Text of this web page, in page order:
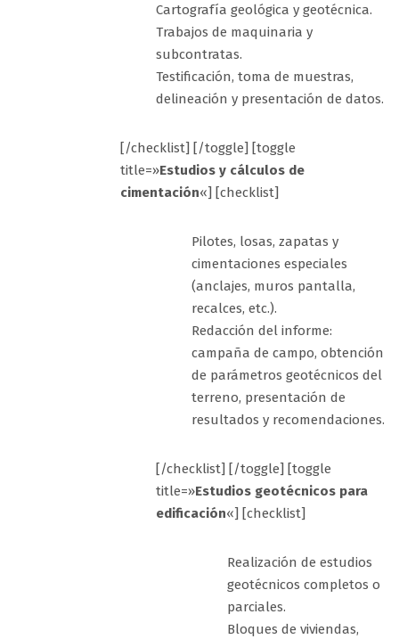
Cartografía geológica y geotécnica.
Trabajos de maquinaria y
subcontratas.
Testificación, toma de muestras,
delineación y presentación de datos.
[/checklist] [/toggle] [toggle
title=»Estudios y cálculos de
cimentación«] [checklist]
Pilotes, losas, zapatas y
cimentaciones especiales
(anclajes, muros pantalla,
recalces, etc.).
Redacción del informe:
campaña de campo, obtención
de parámetros geotécnicos del
terreno, presentación de
resultados y recomendaciones.
[/checklist] [/toggle] [toggle
title=»Estudios geotécnicos para
edificación«] [checklist]
Realización de estudios
geotécnicos completos o
parciales.
Bloques de viviendas,